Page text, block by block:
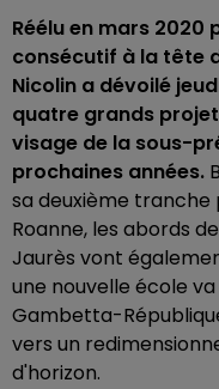
Réélu en mars 2020
consécutif à la tête
Nicolin a dévoilé
quatre grands
visage de la sous-
prochaines années.
sa deuxième
Roanne, les abords
Jaurès vont
une nouvelle école
Gambetta-
vers un
d'horizon.